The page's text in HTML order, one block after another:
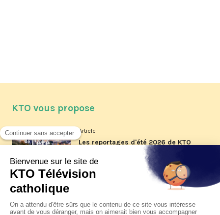
KTO vous propose
Article
Les reportages d'été 2026 de KTO
Article
La visite pastorale du pape Léon
jeudi 6 août